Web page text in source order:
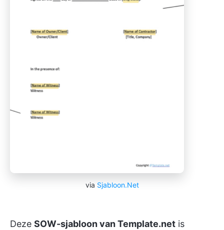
via Sjabloon.Net
Deze SOW-sjabloon van Template.net is